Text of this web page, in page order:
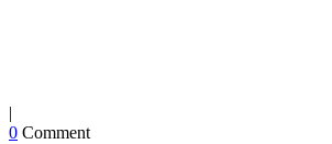
|
0 Comment